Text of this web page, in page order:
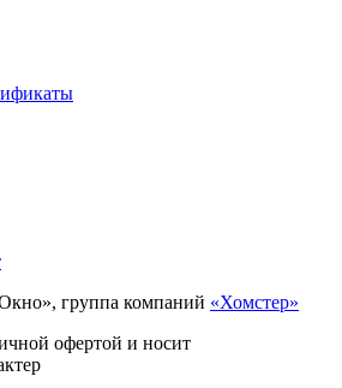
группа компаний «Хомстер»
офертой и носит